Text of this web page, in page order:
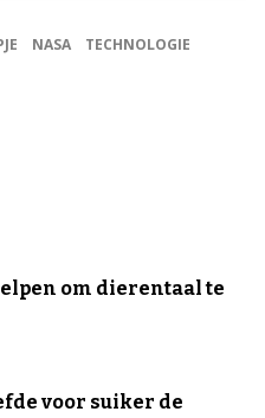
NASA
TECHNOLOGIE
om dierentaal te
voor suiker de